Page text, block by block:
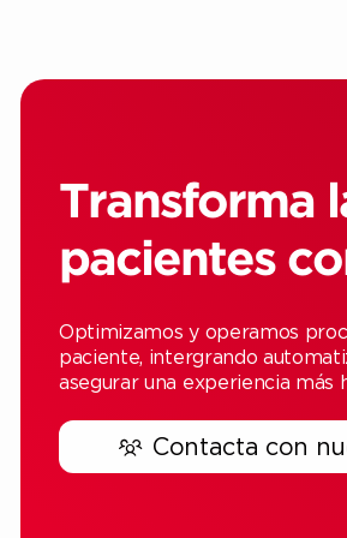
Transforma
pacientes
Optimizamos y operamos
paciente, intergrando
asegurar una experiencia más
Contacta con